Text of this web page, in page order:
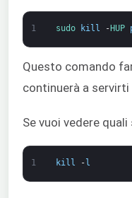
1 sudo kill - HUP
Questo comando
continuerà a
Se vuoi vedere
1 kill - l